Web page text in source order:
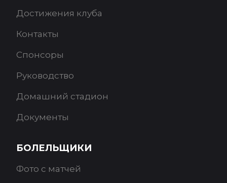
Достижения клуба
Контакты
Спонсоры
Руководство
Домашний стадион
Документы
БОЛЕЛЬЩИКИ
Фото с матчей